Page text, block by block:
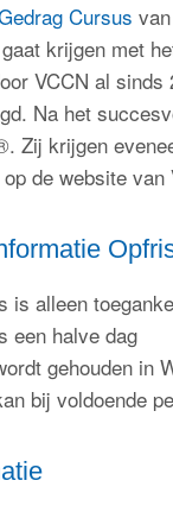
Cursus
krijgen met
VCCN al
Na het
Zij krijgen
de website van
is alleen
een halve dag
gehouden in
bij voldoende